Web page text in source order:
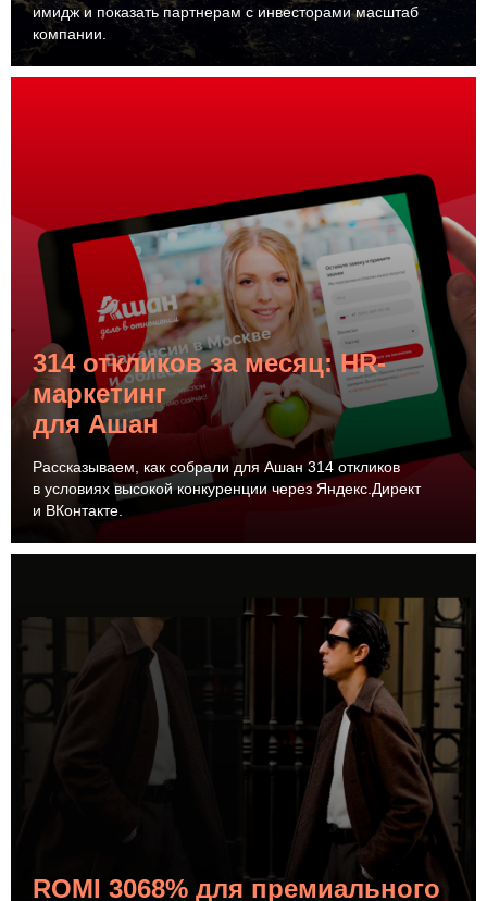
имидж и показать партнерам с инвесторами масштаб
компании.
314 откликов за месяц: HR-
маркетинг
для Ашан
Рассказываем, как собрали для Ашан 314 откликов
в условиях высокой конкуренции через Яндекс.Директ
и ВКонтакте.
ROMI 3068% для премиального